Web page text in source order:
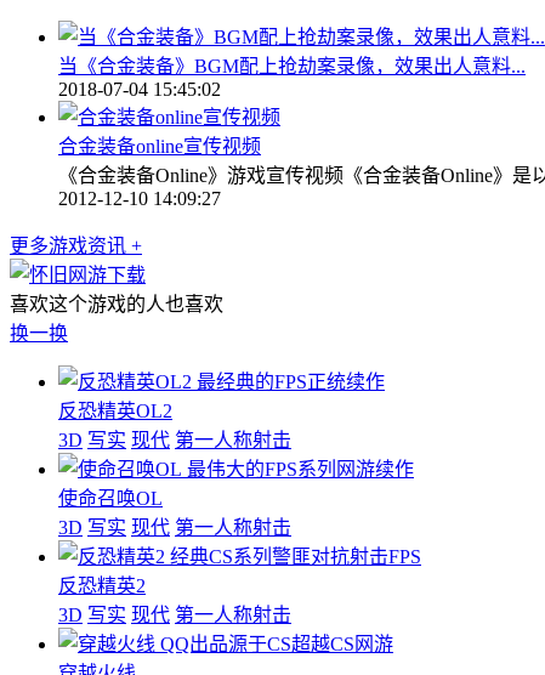
当《合金装备》BGM配上抢劫案录像，效果出人意料...
2018-07-04 15:45:02
合金装备online宣传视频
《合金装备Online》游戏宣传视频《合金装备Online》
2012-12-10 14:09:27
更多游戏资讯 +
喜欢这个游戏的人也喜欢
换一换
最经典的FPS正统续作
反恐精英OL2
3D 写实 现代 第一人称射击
最伟大的FPS系列网游续作
使命召唤OL
3D 写实 现代 第一人称射击
经典CS系列警匪对抗射击FPS
反恐精英2
3D 写实 现代 第一人称射击
QQ出品源于CS超越CS网游